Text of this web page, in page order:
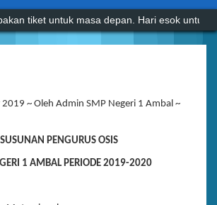
tiket untuk masa depan. Hari esok
~ Oleh Admin SMP Negeri 1 Ambal ~
SUSUNAN PENGURUS OSIS
1 AMBAL PERIODE 2019-2020